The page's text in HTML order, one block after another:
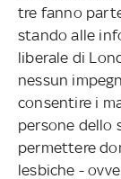
tre fanno
stando alle
liberale di
nessun
consentire i
persone dello
permettere
lesbiche -